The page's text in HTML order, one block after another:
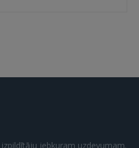
jebkuram uzdevumam.